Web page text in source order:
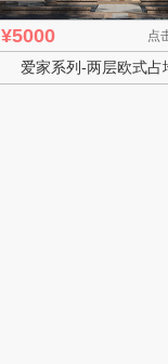
¥5000 点
爱家系列-两层欧式占